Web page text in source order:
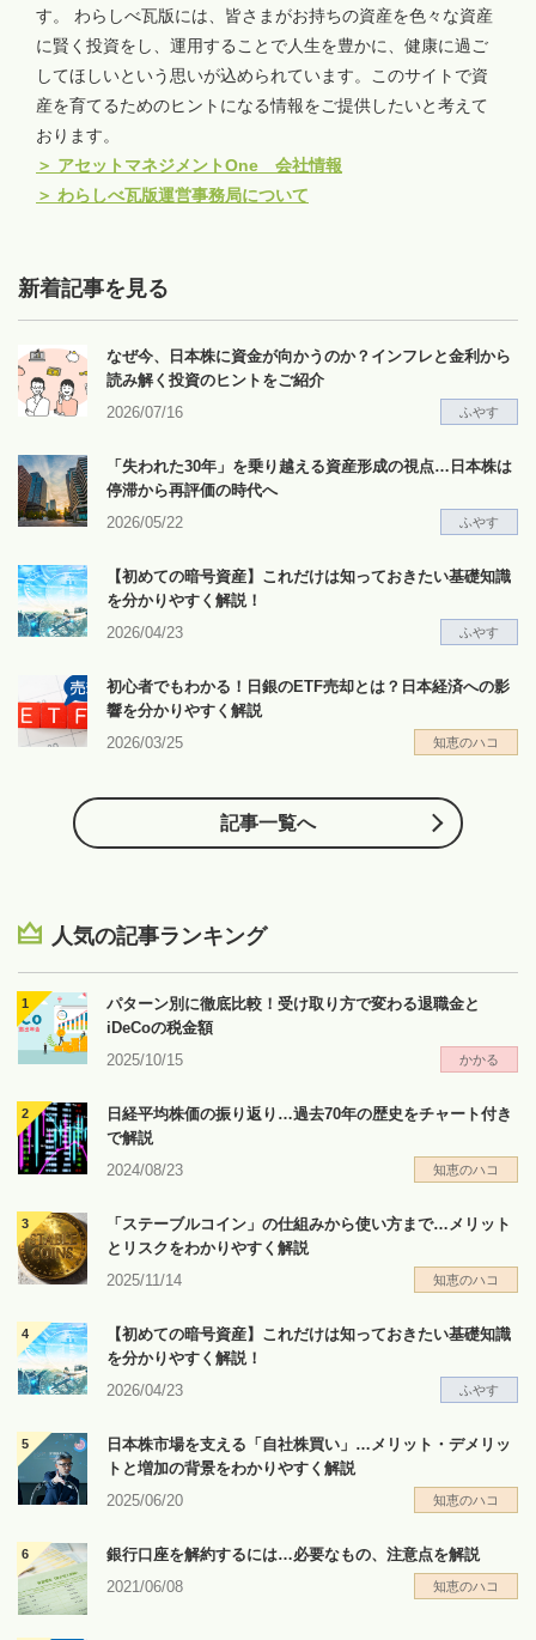
す。 わらしべ瓦版には、皆さまがお持ちの資産を色々な資産
に賢く投資をし、運用することで人生を豊かに、健康に過ご
してほしいという思いが込められています。このサイトで資
産を育てるためのヒントになる情報をご提供したいと考えて
おります。
＞ アセットマネジメントOne 会社情報
＞ わらしべ瓦版運営事務局について
新着記事を見る
なぜ今、日本株に資金が向かうのか？インフレと金利から
読み解く投資のヒントをご紹介
2026/07/16
ふやす
「失われた30年」を乗り越える資産形成の視点…日本株は
停滞から再評価の時代へ
2026/05/22
ふやす
【初めての暗号資産】これだけは知っておきたい基礎知識
を分かりやすく解説！
2026/04/23
ふやす
初心者でもわかる！日銀のETF売却とは？日本経済への影
響を分かりやすく解説
2026/03/25
知恵のハコ
記事一覧へ
人気の記事ランキング
パターン別に徹底比較！受け取り方で変わる退職金と
iDeCoの税金額
2025/10/15
かかる
日経平均株価の振り返り…過去70年の歴史をチャート付き
で解説
2024/08/23
知恵のハコ
「ステーブルコイン」の仕組みから使い方まで…メリット
とリスクをわかりやすく解説
2025/11/14
知恵のハコ
【初めての暗号資産】これだけは知っておきたい基礎知識
を分かりやすく解説！
2026/04/23
ふやす
日本株市場を支える「自社株買い」…メリット・デメリッ
トと増加の背景をわかりやすく解説
2025/06/20
知恵のハコ
銀行口座を解約するには…必要なもの、注意点を解説
2021/06/08
知恵のハコ